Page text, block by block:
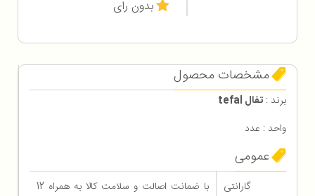
بدون رای
مشخصات محصول
برند : تفال tefal
واحد : عدد
عمومی
گارانتی
با ضمانت اصالت و سلامت کالا به همراه 12